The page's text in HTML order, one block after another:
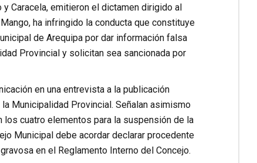
Caracela, emitieron el dictamen dirigido al
ha infringido la conducta que constituye
de Arequipa por dar información falsa
Provincial y solicitan sea sancionada por
en una entrevista a la publicación
Municipalidad Provincial. Señalan asimismo
cuatro elementos para la suspensión de la
Municipal debe acordar declarar procedente
en el Reglamento Interno del Concejo.